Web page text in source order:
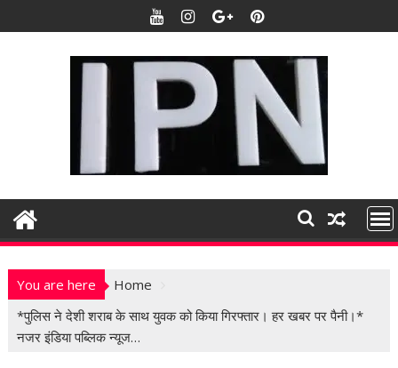
k
t
n
You are here
Home
*पुलिस ने देशी शराब के साथ युवक को किया गिरफ्तार। हर खबर पर पैनी।*
नजर इंडिया पब्लिक न्यूज…